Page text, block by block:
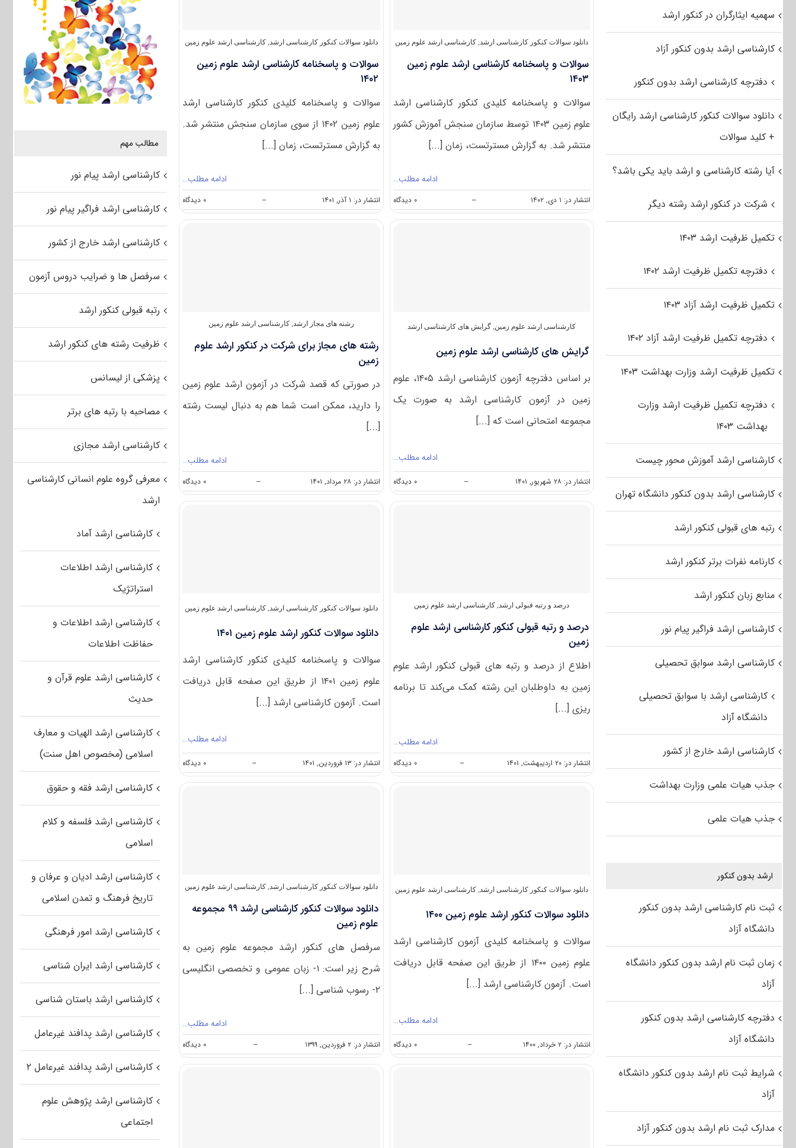
دانلود سوالات کنکور کارشناسی ارشد, کارشناسی ارشد علوم زمین
سوالات و پاسخنامه کارشناسی ارشد علوم زمین
۱۴۰۳
سوالات و پاسخنامه کلیدی کنکور کارشناسی ارشد
علوم زمین ۱۴۰۳ توسط سازمان سنجش آموزش کشور
منتشر شد. به گزارش مسترتست، زمان [...]
ادامه مطلب…
انتشار در: ۱ دی, ۱۴۰۲ -- ۰ دیدگاه
سوالات
و
دانلود سوالات کنکور کارشناسی ارشد,کارشناسی ارشد علوم زمین
سوالات و پاسخنامه کارشناسی ارشد علوم زمین
۱۴۰۲
سوالات و پاسخنامه کلیدی کنکور کارشناسی ارشد
علوم زمین ۱۴۰۲ از سوی سازمان سنجش منتشر شد.
به گزارش مسترتست، زمان [...]
ادامه مطلب…
انتشار در: ۱ آذر, ۱۴۰۱ -- ۰ دیدگاه
on
سوالات
و
کارشناسی
کارشناسی ارشد علوم زمین, گرایش های کارشناسی ارشد
گرایش های کارشناسی ارشد علوم زمین
بر اساس دفترچه آزمون کارشناسی ارشد ۱۴۰۵، علوم
زمین در آزمون کارشناسی ارشد به صورت یک
مجموعه امتحانی است که [...]
ادامه مطلب…
انتشار در: ۲۸ شهریور, ۱۴۰۱ -- ۰ دیدگاه
گرایش
های
رشته های مجاز ارشد,کارشناسی ارشد علوم زمین
رشته های مجاز برای شرکت در کنکور ارشد علوم
زمین
در صورتی که قصد شرکت در آزمون ارشد علوم زمین
را دارید، ممکن است شما هم به دنبال لیست رشته
[...]
ادامه مطلب…
انتشار در: ۲۸ مرداد, ۱۴۰۱ -- ۰ دیدگاه
on
رشته
های
درصد و رتبه قبولی ارشد, کارشناسی ارشد علوم زمین
درصد و رتبه قبولی کنکور کارشناسی ارشد علوم
زمین
اطلاع از درصد و رتبه های قبولی کنکور ارشد علوم
زمین به داوطلبان این رشته کمک می‌کند تا برنامه
ریزی [...]
ادامه مطلب…
انتشار در: ۲۰ اردیبهشت, ۱۴۰۱ -- ۰ دیدگاه
درصد
و
دانلود سوالات کنکور کارشناسی ارشد,کارشناسی ارشد علوم زمین
دانلود سوالات کنکور ارشد علوم زمین ۱۴۰۱
سوالات و پاسخنامه کلیدی کنکور کارشناسی ارشد
علوم زمین ۱۴۰۱ از طریق این صفحه قابل دریافت
است. آزمون کارشناسی ارشد [...]
ادامه مطلب…
انتشار در: ۱۳ فروردین, ۱۴۰۱ -- ۰ دیدگاه
on
دانلود
سوالات
دانلود سوالات کنکور کارشناسی ارشد, کارشناسی ارشد علوم زمین
دانلود سوالات کنکور ارشد علوم زمین ۱۴۰۰
سوالات و پاسخنامه کلیدی آزمون کارشناسی ارشد
علوم زمین ۱۴۰۰ از طریق این صفحه قابل دریافت
است. آزمون کارشناسی ارشد [...]
ادامه مطلب…
انتشار در: ۲ خرداد, ۱۴۰۰ -- ۰ دیدگاه
دانلود
سوالات
دانلود سوالات کنکور کارشناسی ارشد,کارشناسی ارشد علوم زمین
دانلود سوالات کنکور کارشناسی ارشد ۹۹ مجموعه
علوم زمین
سرفصل های کنکور ارشد مجموعه علوم زمین به
شرح زیر است: ۱- زبان عمومی و تخصصی انگلیسی
۲- رسوب ­شناسی [...]
ادامه مطلب…
انتشار در: ۲ فروردین, ۱۳۹۹ -- ۰ دیدگاه
on
دانلود
سوالات
مطالب مهم
کارشناسی ارشد پیام نور
کارشناسی ارشد فراگیر پیام نور
کارشناسی ارشد خارج از کشور
سرفصل ها و ضرایب دروس آزمون
رتبه قبولی کنکور ارشد
ظرفیت رشته های کنکور ارشد
پزشکی از لیسانس
مصاحبه با رتبه های برتر
کارشناسی ارشد مجازی
معرفی گروه علوم انسانی کارشناسی
ارشد
کارشناسی ارشد آماد
کارشناسی ارشد اطلاعات
استراتژیک
کارشناسی ارشد اطلاعات و
حفاظت اطلاعات
کارشناسی ارشد علوم قرآن و
حدیث
کارشناسی ارشد الهیات و معارف
اسلامی (مخصوص اهل سنت)
کارشناسی ارشد فقه و حقوق
کارشناسی ارشد فلسفه و کلام
اسلامی
کارشناسی ارشد ادیان و عرفان و
تاریخ فرهنگ و تمدن اسلامی
کارشناسی ارشد امور فرهنگی
کارشناسی ارشد ایران شناسی
کارشناسی ارشد باستان شناسی
کارشناسی ارشد پدافند غیرعامل
کارشناسی ارشد پدافند غیرعامل ۲
کارشناسی ارشد پژوهش علوم
اجتماعی
سهمیه ایثارگران در کنکور ارشد
کارشناسی ارشد بدون کنکور آزاد
دفترچه کارشناسی ارشد بدون کنکور
دانلود سوالات کنکور کارشناسی ارشد رایگان
+ کلید سوالات
آیا رشته کارشناسی و ارشد باید یکی باشد؟
شرکت در کنکور ارشد رشته دیگر
تکمیل ظرفیت ارشد ۱۴۰۳
دفترچه تکمیل ظرفیت ارشد ۱۴۰۲
تکمیل ظرفیت ارشد آزاد ۱۴۰۳
دفترچه تکمیل ظرفیت ارشد آزاد ۱۴۰۲
تکمیل ظرفیت ارشد وزارت بهداشت ۱۴۰۳
دفترچه تکمیل ظرفیت ارشد وزارت
بهداشت ۱۴۰۳
کارشناسی ارشد آموزش محور چیست
کارشناسی ارشد بدون کنکور دانشگاه تهران
رتبه های قبولی کنکور ارشد
کارنامه نفرات برتر کنکور ارشد
منابع زبان کنکور ارشد
کارشناسی ارشد فراگیر پیام نور
کارشناسی ارشد سوابق تحصیلی
کارشناسی ارشد با سوابق تحصیلی
دانشگاه آزاد
کارشناسی ارشد خارج از کشور
جذب هیات علمی وزارت بهداشت
جذب هیات علمی
ارشد بدون کنکور
ثبت نام کارشناسی ارشد بدون کنکور
دانشگاه آزاد
زمان ثبت نام ارشد بدون کنکور دانشگاه
آزاد
دفترچه کارشناسی ارشد بدون کنکور
دانشگاه آزاد
شرایط ثبت نام ارشد بدون کنکور دانشگاه
آزاد
مدارک ثبت نام ارشد بدون کنکور آزاد